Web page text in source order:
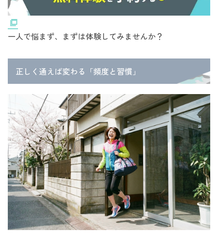
一人で悩まず、まずは体験してみませんか？
正しく通えば変わる「頻度と習慣」